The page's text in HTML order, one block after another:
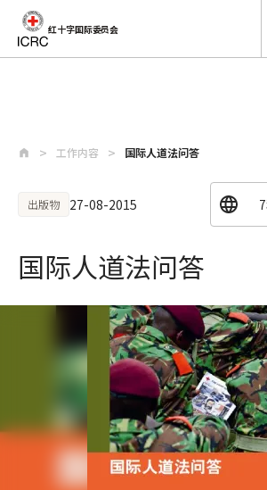
红十字国际委员会
工作内容 国际人道法问答
出版物 27-08-2015
国际人道法问答